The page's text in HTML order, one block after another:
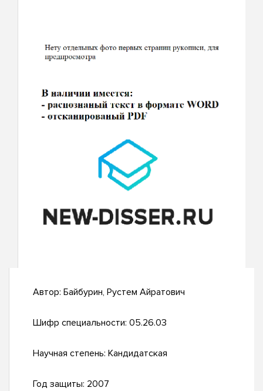
Автор: Байбурин, Рустем Айратович
Шифр специальности: 05.26.03
Научная степень: Кандидатская
Год защиты: 2007